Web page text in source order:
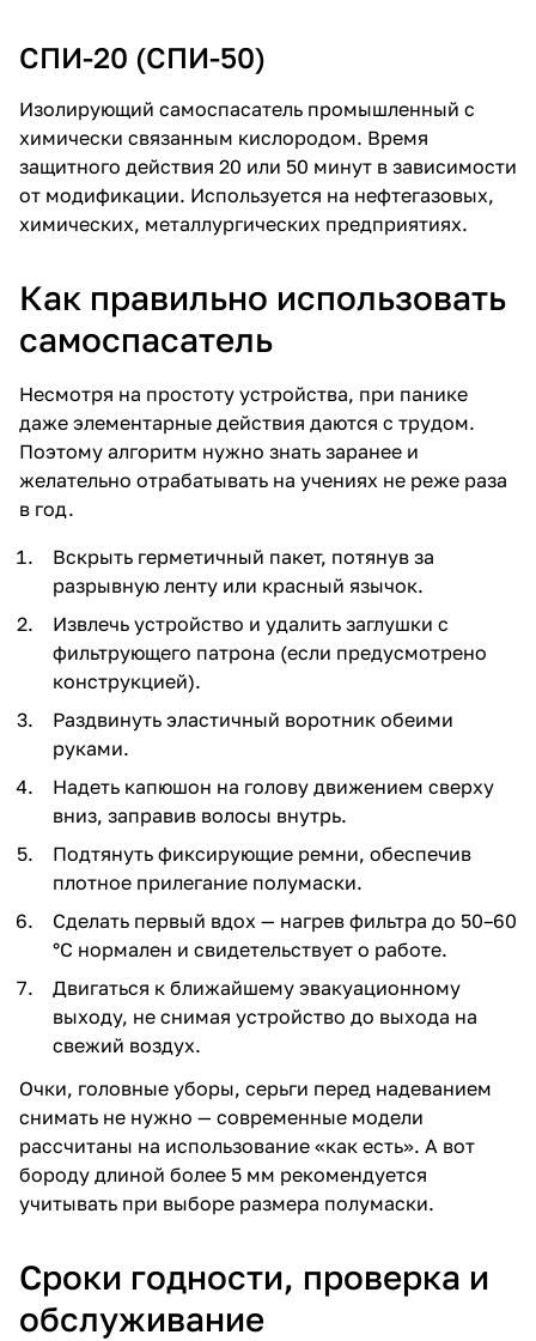
СПИ-20 (СПИ-50)
Изолирующий самоспасатель промышленный с
химически связанным кислородом. Время
защитного действия 20 или 50 минут в зависимости
от модификации. Используется на нефтегазовых,
химических, металлургических предприятиях.
Как правильно использовать
самоспасатель
Несмотря на простоту устройства, при панике
даже элементарные действия даются с трудом.
Поэтому алгоритм нужно знать заранее и
желательно отрабатывать на учениях не реже раза
в год.
Вскрыть герметичный пакет, потянув за
разрывную ленту или красный язычок.
Извлечь устройство и удалить заглушки с
фильтрующего патрона (если предусмотрено
конструкцией).
Раздвинуть эластичный воротник обеими
руками.
Надеть капюшон на голову движением сверху
вниз, заправив волосы внутрь.
Подтянуть фиксирующие ремни, обеспечив
плотное прилегание полумаски.
Сделать первый вдох — нагрев фильтра до 50–60
°C нормален и свидетельствует о работе.
Двигаться к ближайшему эвакуационному
выходу, не снимая устройство до выхода на
свежий воздух.
Очки, головные уборы, серьги перед надеванием
снимать не нужно — современные модели
рассчитаны на использование «как есть». А вот
бороду длиной более 5 мм рекомендуется
учитывать при выборе размера полумаски.
Сроки годности, проверка и
обслуживание